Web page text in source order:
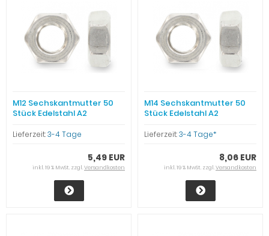
M12 Sechskantmutter 50
Stück Edelstahl A2
Lieferzeit:3-4 Tage
5,49 EUR
inkl. 19 % MwSt. zzgl.Versandkosten
M14 Sechskantmutter 50
Stück Edelstahl A2
Lieferzeit:3-4 Tage*
8,06 EUR
inkl. 19 % MwSt. zzgl.Versandkosten